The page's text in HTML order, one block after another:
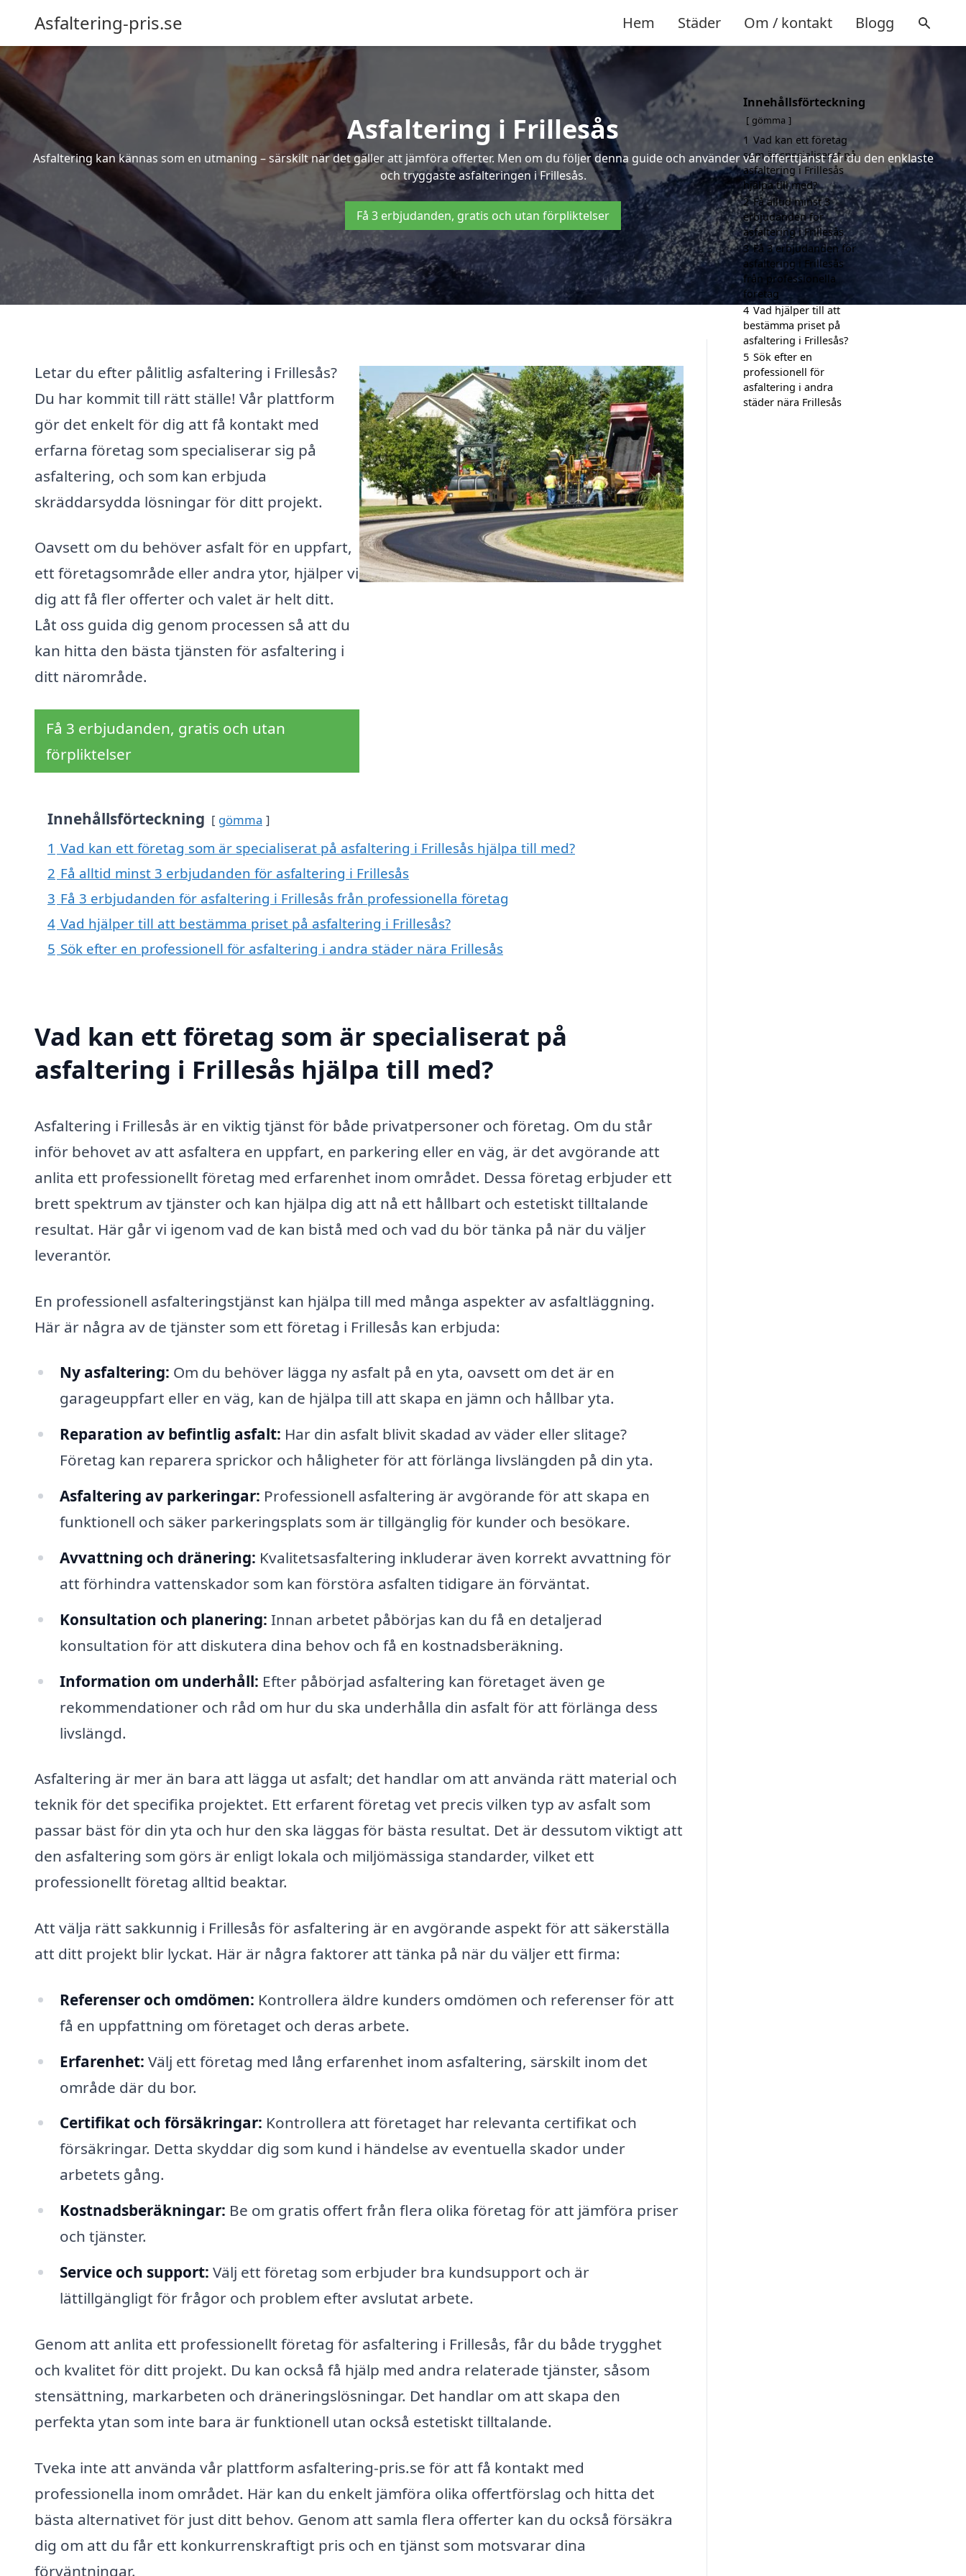
Asfaltering-pris.se Hem Städer Om / kontakt Blogg
Asfaltering i Frillesås
Asfaltering kan kännas som en utmaning – särskilt när det gäller att jämföra offerter. Men om du följer denna guide och använder vår offerttjänst får du den enklaste
och tryggaste asfalteringen i Frillesås.
Få 3 erbjudanden, gratis och utan förpliktelser
Letar du efter pålitlig asfaltering i Frillesås?
Du har kommit till rätt ställe! Vår plattform
gör det enkelt för dig att få kontakt med
erfarna företag som specialiserar sig på
asfaltering, och som kan erbjuda
skräddarsydda lösningar för ditt projekt.
Oavsett om du behöver asfalt för en uppfart,
ett företagsområde eller andra ytor, hjälper vi
dig att få fler offerter och valet är helt ditt.
Låt oss guida dig genom processen så att du
kan hitta den bästa tjänsten för asfaltering i
ditt närområde.
Få 3 erbjudanden, gratis och utan
förpliktelser
Innehållsförteckning gömma
1 Vad kan ett företag som är specialiserat på asfaltering i Frillesås hjälpa till med?
2 Få alltid minst 3 erbjudanden för asfaltering i Frillesås
3 Få 3 erbjudanden för asfaltering i Frillesås från professionella företag
4 Vad hjälper till att bestämma priset på asfaltering i Frillesås?
5 Sök efter en professionell för asfaltering i andra städer nära Frillesås
Vad kan ett företag som är specialiserat på
asfaltering i Frillesås hjälpa till med?
Asfaltering i Frillesås är en viktig tjänst för både privatpersoner och företag. Om du står
inför behovet av att asfaltera en uppfart, en parkering eller en väg, är det avgörande att
anlita ett professionellt företag med erfarenhet inom området. Dessa företag erbjuder ett
brett spektrum av tjänster och kan hjälpa dig att nå ett hållbart och estetiskt tilltalande
resultat. Här går vi igenom vad de kan bistå med och vad du bör tänka på när du väljer
leverantör.
En professionell asfalteringstjänst kan hjälpa till med många aspekter av asfaltläggning.
Här är några av de tjänster som ett företag i Frillesås kan erbjuda:
Ny asfaltering: Om du behöver lägga ny asfalt på en yta, oavsett om det är en
garageuppfart eller en väg, kan de hjälpa till att skapa en jämn och hållbar yta.
Reparation av befintlig asfalt: Har din asfalt blivit skadad av väder eller slitage?
Företag kan reparera sprickor och håligheter för att förlänga livslängden på din yta.
Asfaltering av parkeringar: Professionell asfaltering är avgörande för att skapa en
funktionell och säker parkeringsplats som är tillgänglig för kunder och besökare.
Avvattning och dränering: Kvalitetsasfaltering inkluderar även korrekt avvattning för
att förhindra vattenskador som kan förstöra asfalten tidigare än förväntat.
Konsultation och planering: Innan arbetet påbörjas kan du få en detaljerad
konsultation för att diskutera dina behov och få en kostnadsberäkning.
Information om underhåll: Efter påbörjad asfaltering kan företaget även ge
rekommendationer och råd om hur du ska underhålla din asfalt för att förlänga dess
livslängd.
Asfaltering är mer än bara att lägga ut asfalt; det handlar om att använda rätt material och
teknik för det specifika projektet. Ett erfarent företag vet precis vilken typ av asfalt som
passar bäst för din yta och hur den ska läggas för bästa resultat. Det är dessutom viktigt att
den asfaltering som görs är enligt lokala och miljömässiga standarder, vilket ett
professionellt företag alltid beaktar.
Att välja rätt sakkunnig i Frillesås för asfaltering är en avgörande aspekt för att säkerställa
att ditt projekt blir lyckat. Här är några faktorer att tänka på när du väljer ett firma:
Referenser och omdömen: Kontrollera äldre kunders omdömen och referenser för att
få en uppfattning om företaget och deras arbete.
Erfarenhet: Välj ett företag med lång erfarenhet inom asfaltering, särskilt inom det
område där du bor.
Certifikat och försäkringar: Kontrollera att företaget har relevanta certifikat och
försäkringar. Detta skyddar dig som kund i händelse av eventuella skador under
arbetets gång.
Kostnadsberäkningar: Be om gratis offert från flera olika företag för att jämföra priser
och tjänster.
Service och support: Välj ett företag som erbjuder bra kundsupport och är
lättillgängligt för frågor och problem efter avslutat arbete.
Genom att anlita ett professionellt företag för asfaltering i Frillesås, får du både trygghet
och kvalitet för ditt projekt. Du kan också få hjälp med andra relaterade tjänster, såsom
stensättning, markarbeten och dräneringslösningar. Det handlar om att skapa den
perfekta ytan som inte bara är funktionell utan också estetiskt tilltalande.
Tveka inte att använda vår plattform asfaltering-pris.se för att få kontakt med
professionella inom området. Här kan du enkelt jämföra olika offertförslag och hitta det
bästa alternativet för just ditt behov. Genom att samla flera offerter kan du också försäkra
dig om att du får ett konkurrenskraftigt pris och en tjänst som motsvarar dina
förväntningar.
Innehållsförteckning
gömma
1 Vad kan ett företag
som är specialiserat på
asfaltering i Frillesås
hjälpa till med?
2 Få alltid minst 3
erbjudanden för
asfaltering i Frillesås
3 Få 3 erbjudanden för
asfaltering i Frillesås
från professionella
företag
4 Vad hjälper till att
bestämma priset på
asfaltering i Frillesås?
5 Sök efter en
professionell för
asfaltering i andra
städer nära Frillesås